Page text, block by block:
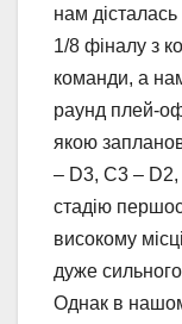
нам дісталась
1/8 фіналу з
команди, а
раунд плей-
якою
– D3, C3 – D2,
стадію
високому
дуже
Однак в